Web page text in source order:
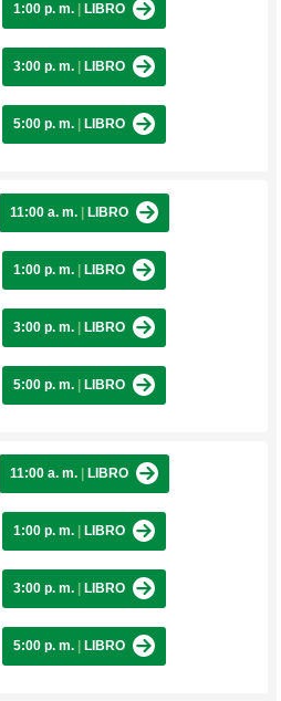
1:00 p. m. LIBRO
3:00 p. m. LIBRO
5:00 p. m. LIBRO
11:00 a. m. LIBRO
1:00 p. m. LIBRO
3:00 p. m. LIBRO
5:00 p. m. LIBRO
11:00 a. m. LIBRO
1:00 p. m. LIBRO
3:00 p. m. LIBRO
5:00 p. m. LIBRO